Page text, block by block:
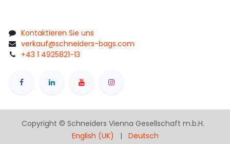
Kontaktieren Sie uns
verkauf@schneiders-bags.com
+43 1 4925821-13
Copyright © Schneiders Vienna Gesellschaft m.b.H.
English (UK)
| Deutsch